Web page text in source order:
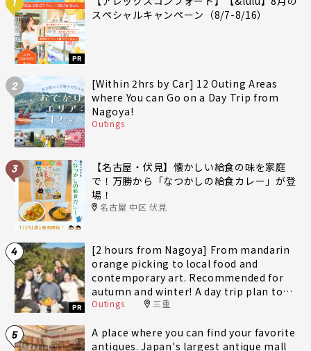
PR
スペシャルキャンペーン（8/7-8/16）
2
[Within 2hrs by Car] 12 Outing Areas
where You can Go on a Day Trip from
Nagoya!
Outings
3
【名古屋・伏見】懐かしい給食の味を家庭
で！万勝から「なつかしの給食カレー」が登
場！
名古屋 中区 伏見
4
PR
[2 hours from Nagoya] From mandarin
orange picking to local food and
contemporary art. Recommended for
autumn and winter! A day trip plan to
fully enjoy Minami-Ise Town
Outings 三重
5
A place where you can find your favorite
antiques. Japan's largest antique mall